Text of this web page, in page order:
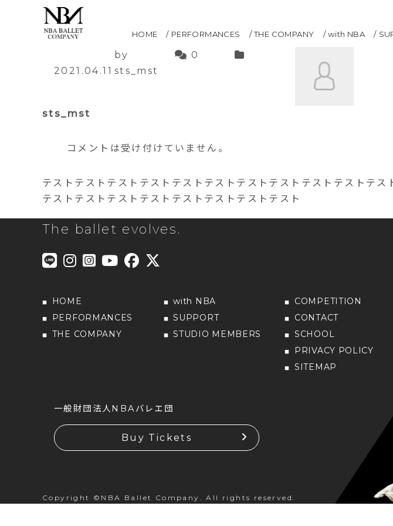
HOME PERFORMANCES THE COMPANY with NBA
下村 由理恵
2021.04.11
by
sts_mst
0
sts_mst
コメントは受け付けていません。
テストテストテストテストテストテストテストテストテストテストテス
テストテストテストテストテストテストテストテスト
The ballet evolves.
HOME
PERFORMANCES
THE COMPANY
with NBA
SUPPORT
STUDIO MEMBERS
COMPETITION
CONTACT
SCHOOL
PRIVACY POLICY
SITEMAP
一般財団法人NBAバレエ団
Buy Tickets
Copyright ©NBA Ballet Company. All rights reserved.